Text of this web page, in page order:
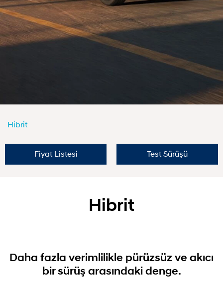
Hibrit
Fiyat Listesi Test Sürüşü
Hibrit
Daha fazla verimlilikle pürüzsüz ve akıcı
bir sürüş arasındaki denge.